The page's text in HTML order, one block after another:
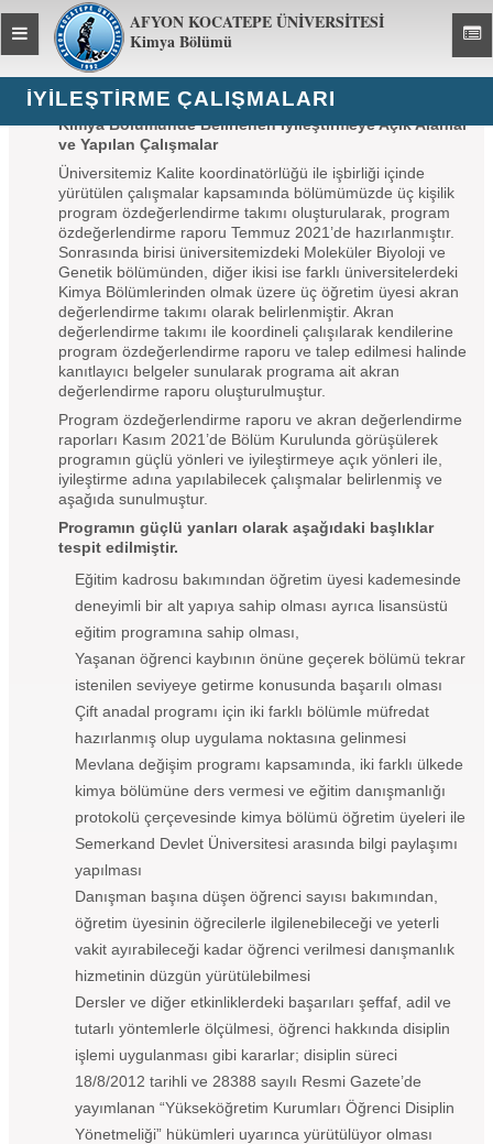
AFYON KOCATEPE ÜNİVERSİTESİ
Kimya Bölümü
Toggle
global
navigation
İYILEŞTIRME ÇALIŞMALARI
Kimya Bölümünde Belirlenen İyileştirmeye Açık Alanlar
ve Yapılan Çalışmalar
Üniversitemiz Kalite koordinatörlüğü ile işbirliği içinde
yürütülen çalışmalar kapsamında bölümümüzde üç kişilik
program özdeğerlendirme takımı oluşturularak, program
özdeğerlendirme raporu Temmuz 2021’de hazırlanmıştır.
Sonrasında birisi üniversitemizdeki Moleküler Biyoloji ve
Genetik bölümünden, diğer ikisi ise farklı üniversitelerdeki
Kimya Bölümlerinden olmak üzere üç öğretim üyesi akran
değerlendirme takımı olarak belirlenmiştir. Akran
değerlendirme takımı ile koordineli çalışılarak kendilerine
program özdeğerlendirme raporu ve talep edilmesi halinde
kanıtlayıcı belgeler sunularak programa ait akran
değerlendirme raporu oluşturulmuştur.
Program özdeğerlendirme raporu ve akran değerlendirme
raporları Kasım 2021’de Bölüm Kurulunda görüşülerek
programın güçlü yönleri ve iyileştirmeye açık yönleri ile,
iyileştirme adına yapılabilecek çalışmalar belirlenmiş ve
aşağıda sunulmuştur.
Programın güçlü yanları olarak aşağıdaki başlıklar
tespit edilmiştir.
Eğitim kadrosu bakımından öğretim üyesi kademesinde
deneyimli bir alt yapıya sahip olması ayrıca lisansüstü
eğitim programına sahip olması,
Yaşanan öğrenci kaybının önüne geçerek bölümü tekrar
istenilen seviyeye getirme konusunda başarılı olması
Çift anadal programı için iki farklı bölümle müfredat
hazırlanmış olup uygulama noktasına gelinmesi
Mevlana değişim programı kapsamında, iki farklı ülkede
kimya bölümüne ders vermesi ve eğitim danışmanlığı
protokolü çerçevesinde kimya bölümü öğretim üyeleri ile
Semerkand Devlet Üniversitesi arasında bilgi paylaşımı
yapılması
Danışman başına düşen öğrenci sayısı bakımından,
öğretim üyesinin öğrecilerle ilgilenebileceği ve yeterli
vakit ayırabileceği kadar öğrenci verilmesi danışmanlık
hizmetinin düzgün yürütülebilmesi
Dersler ve diğer etkinliklerdeki başarıları şeffaf, adil ve
tutarlı yöntemlerle ölçülmesi, öğrenci hakkında disiplin
işlemi uygulanması gibi kararlar; disiplin süreci
18/8/2012 tarihli ve 28388 sayılı Resmi Gazete’de
yayımlanan “Yükseköğretim Kurumları Öğrenci Disiplin
Yönetmeliği” hükümleri uyarınca yürütülüyor olması